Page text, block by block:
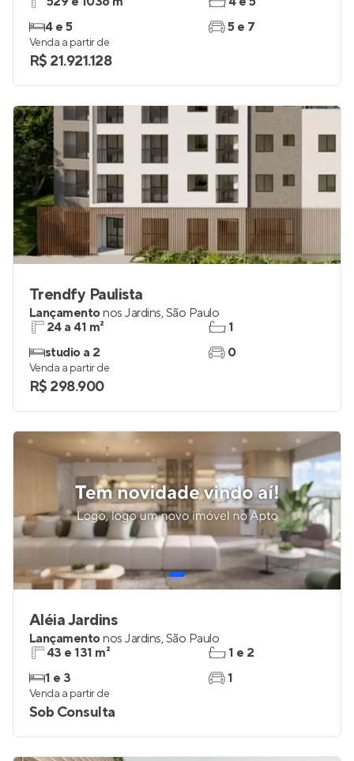
4 e 5
5 e 7
Venda a partir de
R$ 21.921.128
Trendfy Paulista
Lançamentonos Jardins,São Paulo
24 a 41 m²
studio a 2
1
0
Venda a partir de
R$ 298.900
Aléia Jardins
Lançamentonos Jardins,São Paulo
43 e 131 m²
1 e 3
1 e 2
1
Venda a partir de
Sob Consulta